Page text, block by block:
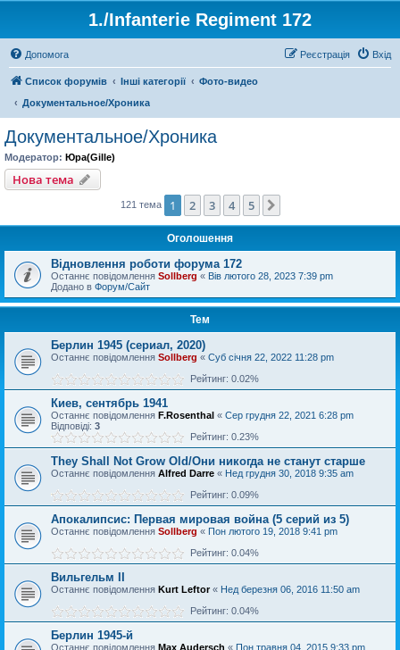
1./Infanterie Regiment 172
Допомога Вхід
Реєстрація
Список форумів Інші категорії
Фото-видео
Документальное/Хроника
Документальное/Хроника
Модератор: Юра(Gille)
Нова тема
121 тема 1 2 3 4 5
Оголошення
Відновлення роботи форума 172
Останнє повідомлення Sollberg « Вів лютого 28, 2023 7:39 pm
Додано в Форум/Сайт
Тем
Берлин 1945 (сериал, 2020)
Останнє повідомлення Sollberg « Суб січня 22, 2022 11:28 pm
Рейтинг: 0.02%
Киев, сентябрь 1941
Останнє повідомлення F.Rosenthal « Сер грудня 22, 2021 6:28 pm
Відповіді: 3
Рейтинг: 0.23%
They Shall Not Grow Old/Они никогда не станут старше
Останнє повідомлення Alfred Darre « Нед грудня 30, 2018 9:35 am
Рейтинг: 0.09%
Апокалипсис: Первая мировая война (5 серий из 5)
Останнє повідомлення Sollberg « Пон лютого 19, 2018 9:41 pm
Рейтинг: 0.04%
Вильгельм II
Останнє повідомлення Kurt Leftor« Нед березня 06, 2016 11:50 am
Рейтинг: 0.04%
Берлин 1945-й
Останнє повідомлення Max Audersch « Пон травня 04, 2015 9:33 pm